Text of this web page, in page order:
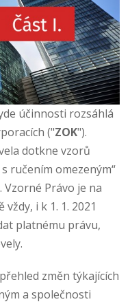
účinnosti rozsáhlá
("ZOK").
dotkne vzorů
ručením omezeným“
Vzorné Právo je na
i k 1. 1. 2021
platnému právu,
změn týkajících
a společnosti